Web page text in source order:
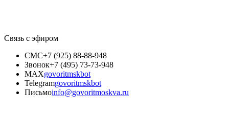
Связь с эфиром
СМС+7 (925) 88-88-948
Звонок+7 (495) 73-73-948
MAXgovoritmskbot
Telegramgovoritmskbot
Письмоinfo@govoritmoskva.ru